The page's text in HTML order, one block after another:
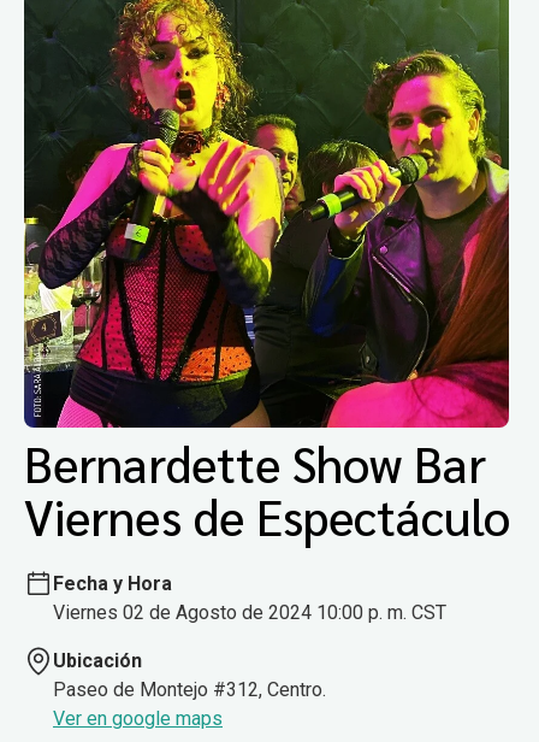
Bernardette Show Bar
Viernes de Espectáculo
Fecha y Hora
Viernes 02 de Agosto de 2024 10:00 p. m. CST
Ubicación
Paseo de Montejo #312, Centro.
Ver en google maps